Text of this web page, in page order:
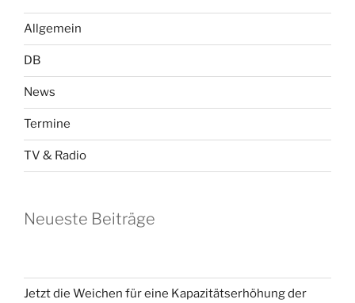
Allgemein
DB
News
Termine
TV & Radio
Neueste Beiträge
Jetzt die Weichen für eine Kapazitätserhöhung der